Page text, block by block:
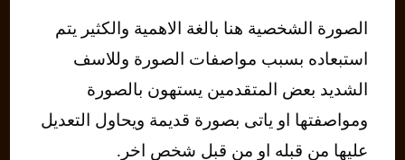
الصورة الشخصية هنا بالغة الاهمية والكثير يتم
استبعاده بسبب مواصفات الصورة وللاسف
الشديد بعض المتقدمين يستهون بالصورة
ومواصفتها او ياتى بصورة قديمة ويحاول التعديل
عليها من قبله او من قبل شخص اخر.